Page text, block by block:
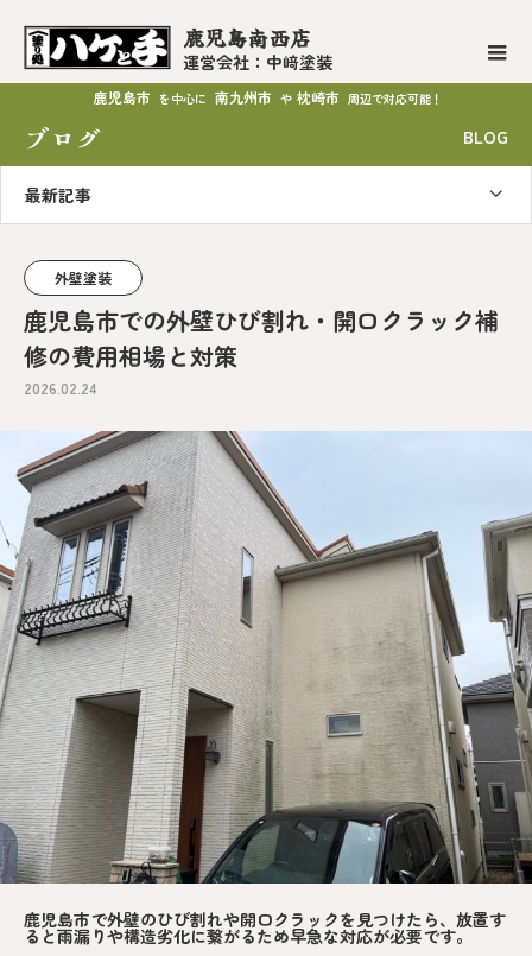
鹿児島南西店
運営会社：中﨑塗装
鹿児島市 を中心に 南九州市 や 枕崎市 周辺で対応可能！
ブログ BLOG
最新記事
外壁塗装
鹿児島市での外壁ひび割れ・開口クラック補
修の費用相場と対策
2026.02.24
鹿児島市で外壁のひび割れや開口クラックを見つけたら、放置す
ると雨漏りや構造劣化に繋がるため早急な対応が必要です。